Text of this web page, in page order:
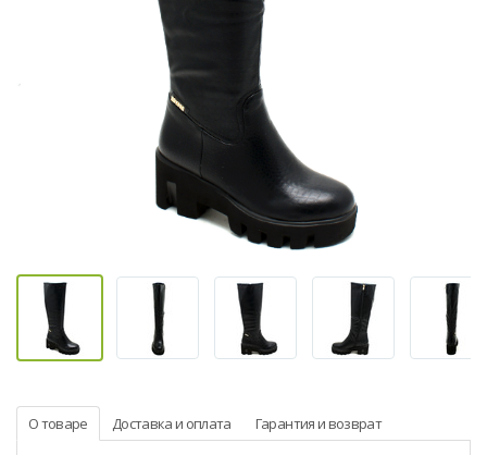
О товаре Доставка и оплата Гарантия и возврат